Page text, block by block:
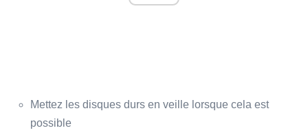
Mettez les disques durs en veille lorsque cela est
possible